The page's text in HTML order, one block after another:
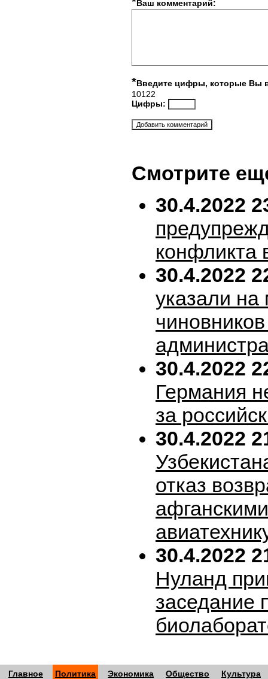
Ваш комментарий:
*Введите цифры, которые Вы
10122
Цифры:
Смотрите
30.4.2022
конфликта
30.4.2022
указали на
30.4.2022
Германия
за
30.4.2022
отказ
30.4.2022
Нуланд
заседание
Главное Политика Экономика Общество Культура